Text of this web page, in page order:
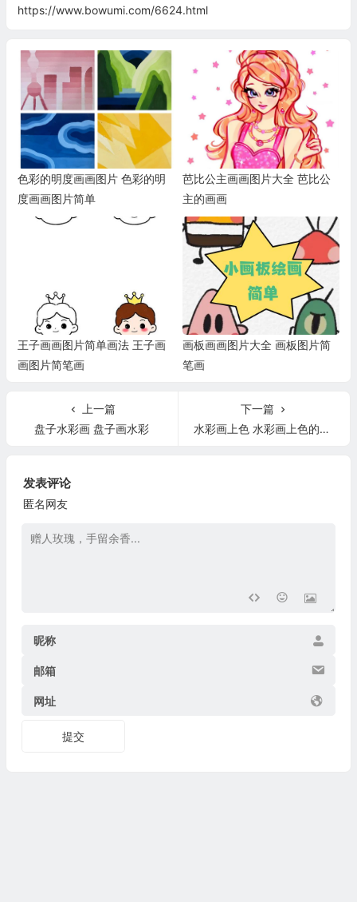
https://www.bowumi.com/6624.html
色彩的明度画画图片 色彩的明
度画画图片简单
芭比公主画画图片大全 芭比公
主的画画
王子画画图片简单画法 王子画
画图片简笔画
画板画画图片大全 画板图片简
笔画
上一篇
盘子水彩画 盘子画水彩
下一篇
水彩画上色 水彩画上色的基本步骤
发表评论
匿名网友
昵称
邮箱
网址
提交